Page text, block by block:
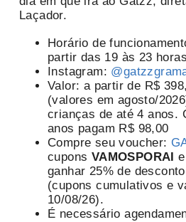
Laçador.
Horário de
partir das 19 às 23
Instagram:
Valor: a partir de R$
(valores em agosto/
crianças de até 4 anos.
anos pagam R$ 98,00
Compre seu voucher:
cupons VAMOSPORAI
ganhar 25% de
(cupons cumulativos e
10/08/26).
É necessário